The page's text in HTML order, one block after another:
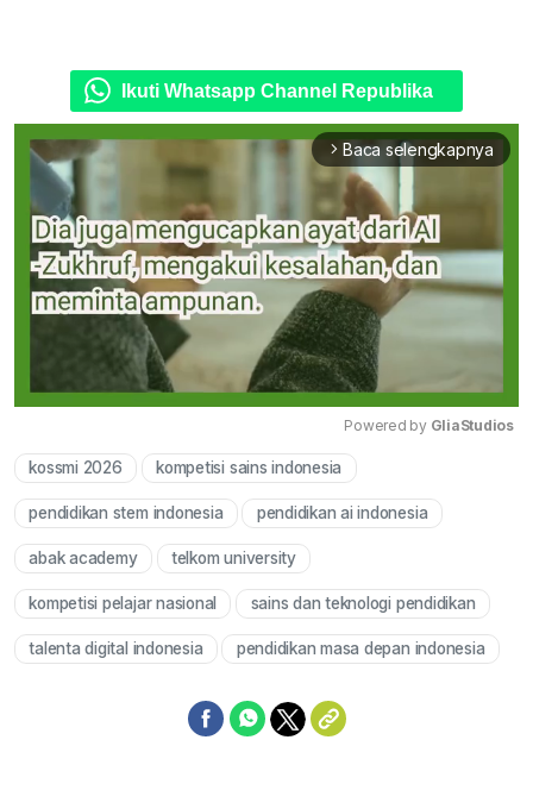
Ikuti Whatsapp Channel Republika
arrow_forward_ios Baca selengkapnya
Powered by GliaStudios
kossmi 2026 kompetisi sains indonesia
pendidikan stem indonesia pendidikan ai indonesia
abak academy telkom university
kompetisi pelajar nasional sains dan teknologi pendidikan
talenta digital indonesia pendidikan masa depan indonesia